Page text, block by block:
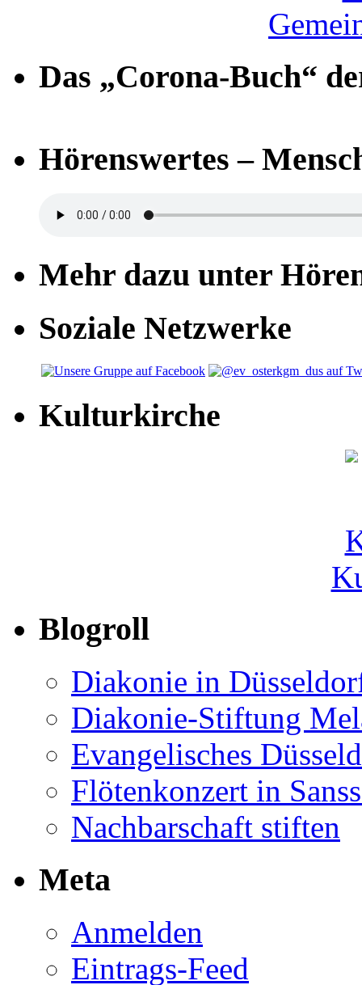
Das „Corona-Buch“
Hörenswertes –
Mehr dazu unter
Soziale Netzwerke
Kulturkirche
Blogroll
Diakonie in
Diakonie-Stiftung
Evangelisches
Flötenkonzert in
Nachbarschaft stiften
Meta
Anmelden
Eintrags-Feed